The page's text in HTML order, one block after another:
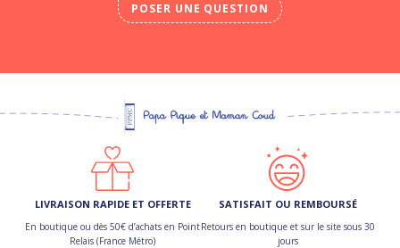
POSER UNE QUESTION
LIVRAISON RAPIDE ET OFFERTE
En boutique ou dès 50€ d’achats en Point
Relais (France Métro)
SATISFAIT OU REMBOURSÉ
Retours en boutique et sur le site sous 30
jours